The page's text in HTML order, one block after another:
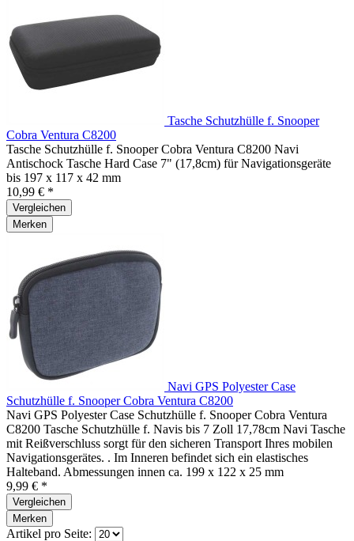
Tasche Schutzhülle f. Snooper
Cobra Ventura C8200
Tasche Schutzhülle f. Snooper Cobra Ventura C8200 Navi
Antischock Tasche Hard Case 7" (17,8cm) für Navigationsgeräte
bis 197 x 117 x 42 mm
10,99 € *
Vergleichen
Merken
Navi GPS Polyester Case
Schutzhülle f. Snooper Cobra Ventura C8200
Navi GPS Polyester Case Schutzhülle f. Snooper Cobra Ventura
C8200 Tasche Schutzhülle f. Navis bis 7 Zoll 17,78cm Navi Tasche
mit Reißverschluss sorgt für den sicheren Transport Ihres mobilen
Navigationsgerätes. . Im Inneren befindet sich ein elastisches
Halteband. Abmessungen innen ca. 199 x 122 x 25 mm
9,99 € *
Vergleichen
Merken
Artikel pro Seite: